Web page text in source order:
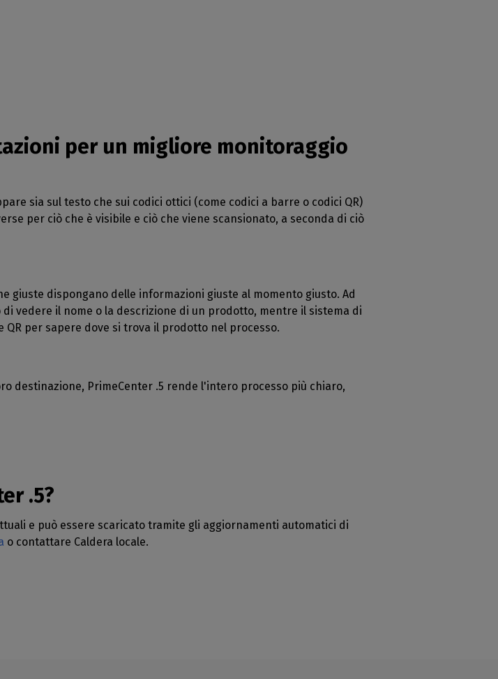
per un migliore monitoraggio
sia sul testo che sui codici ottici (come codici a barre o codici QR)
per ciò che è visibile e ciò che viene scansionato, a seconda di ciò
giuste dispongano delle informazioni giuste al momento giusto. Ad
vedere il nome o la descrizione di un prodotto, mentre il sistema di
per sapere dove si trova il prodotto nel processo.
destinazione, PrimeCenter .5 rende l'intero processo più chiaro,
.5?
e può essere scaricato tramite gli aggiornamenti automatici di
o contattare Caldera locale.